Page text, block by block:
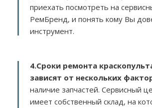
приехать посмотреть на
РемБренд, и понять кому Вы
инструмент.
4.Сроки ремонта
зависят от нескольких
наличие запчастей. Сервисный
имеет собственный склад, на